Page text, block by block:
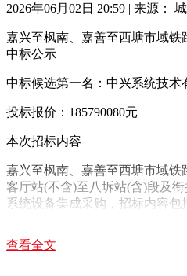
2026年06月02日 20:59 | 来源：
嘉兴至枫南 、嘉善至西塘市域
中标公示
中标候选第一名：中兴系统技术
投标报价：185790080元
本次招标内容
嘉兴至枫南、嘉善至西塘市域铁
客厅站(不含)至八坼站(含)段及
系统设备集成采购，招标内容
（验收）、保险、包装发货、运
设备安装验收测试、系统调试与
查看全文